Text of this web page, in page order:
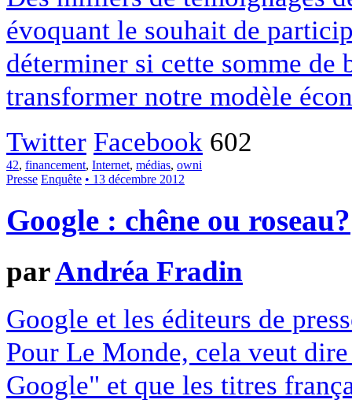
évoquant le souhait de
déterminer si cette somme
transformer notre modèle
Twitter Facebook 602
42, financement, Internet, médias, owni
Presse Enquête • 13 décembre 2012
Google : chêne ou roseau?
parAndréa Fradin
Google et les éditeurs de
Pour Le Monde, cela veut
Google" et que les titres